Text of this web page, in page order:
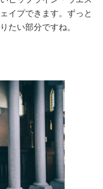
イプできます。ずっと
たい部分ですね。